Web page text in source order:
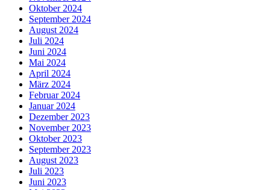
Oktober 2024
September 2024
August 2024
Juli 2024
Juni 2024
Mai 2024
April 2024
März 2024
Februar 2024
Januar 2024
Dezember 2023
November 2023
Oktober 2023
September 2023
August 2023
Juli 2023
Juni 2023